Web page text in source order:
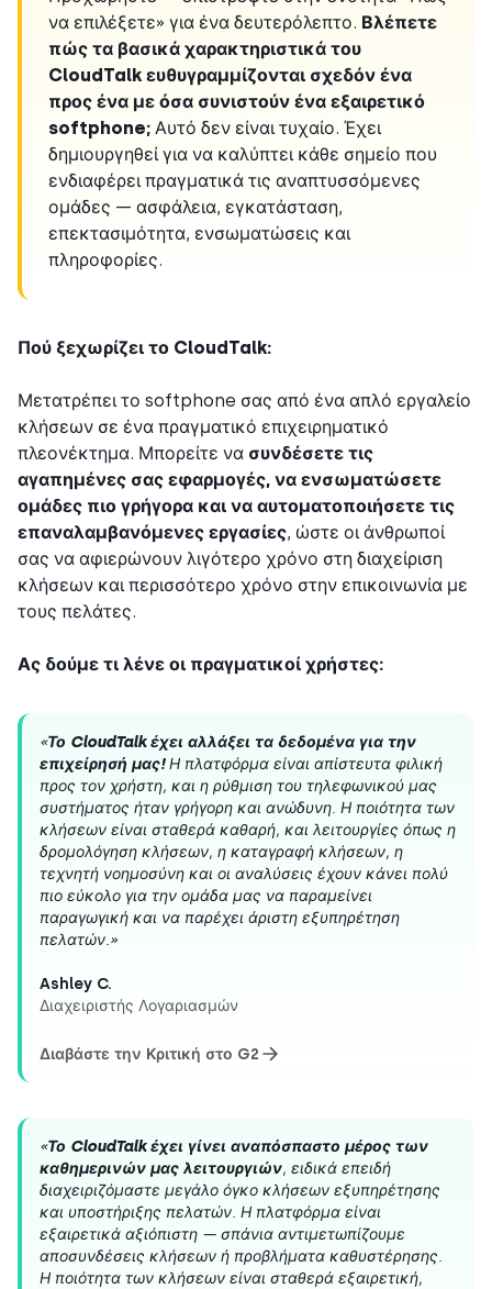
να επιλέξετε» για ένα δευτερόλεπτο. Βλέπετε
πώς τα βασικά χαρακτηριστικά του
CloudTalk ευθυγραμμίζονται σχεδόν ένα
προς ένα με όσα συνιστούν ένα εξαιρετικό
softphone; Αυτό δεν είναι τυχαίο. Έχει
δημιουργηθεί για να καλύπτει κάθε σημείο που
ενδιαφέρει πραγματικά τις αναπτυσσόμενες
ομάδες — ασφάλεια, εγκατάσταση,
επεκτασιμότητα, ενσωματώσεις και
πληροφορίες.
Πού ξεχωρίζει το CloudTalk:
Μετατρέπει το softphone σας από ένα απλό εργαλείο
κλήσεων σε ένα πραγματικό επιχειρηματικό
πλεονέκτημα. Μπορείτε να συνδέσετε τις
αγαπημένες σας εφαρμογές, να ενσωματώσετε
ομάδες πιο γρήγορα και να αυτοματοποιήσετε τις
επαναλαμβανόμενες εργασίες, ώστε οι άνθρωποί
σας να αφιερώνουν λιγότερο χρόνο στη διαχείριση
κλήσεων και περισσότερο χρόνο στην επικοινωνία με
τους πελάτες.
Ας δούμε τι λένε οι πραγματικοί χρήστες:
«Το CloudTalk έχει αλλάξει τα δεδομένα για την
επιχείρησή μας!Η πλατφόρμα είναι απίστευτα φιλική
προς τον χρήστη, και η ρύθμιση του τηλεφωνικού μας
συστήματος ήταν γρήγορη και ανώδυνη. Η ποιότητα των
κλήσεων είναι σταθερά καθαρή, και λειτουργίες όπως η
δρομολόγηση κλήσεων, η καταγραφή κλήσεων, η
τεχνητή νοημοσύνη και οι αναλύσεις έχουν κάνει πολύ
πιο εύκολο για την ομάδα μας να παραμείνει
παραγωγική και να παρέχει άριστη εξυπηρέτηση
πελατών.»
Ashley C.
Διαχειριστής Λογαριασμών
Διαβάστε την Κριτική στο G2
«Το CloudTalk έχει γίνει αναπόσπαστο μέρος των
καθημερινών μας λειτουργιών, ειδικά επειδή
διαχειριζόμαστε μεγάλο όγκο κλήσεων εξυπηρέτησης
και υποστήριξης πελατών. Η πλατφόρμα είναι
εξαιρετικά αξιόπιστη — σπάνια αντιμετωπίζουμε
αποσυνδέσεις κλήσεων ή προβλήματα καθυστέρησης.
Η ποιότητα των κλήσεων είναι σταθερά εξαιρετική,